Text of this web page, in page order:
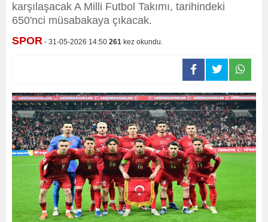
karşılaşacak A Milli Futbol Takımı, tarihindeki
650'nci müsabakaya çıkacak.
SPOR - 31-05-2026 14:50 261 kez okundu.